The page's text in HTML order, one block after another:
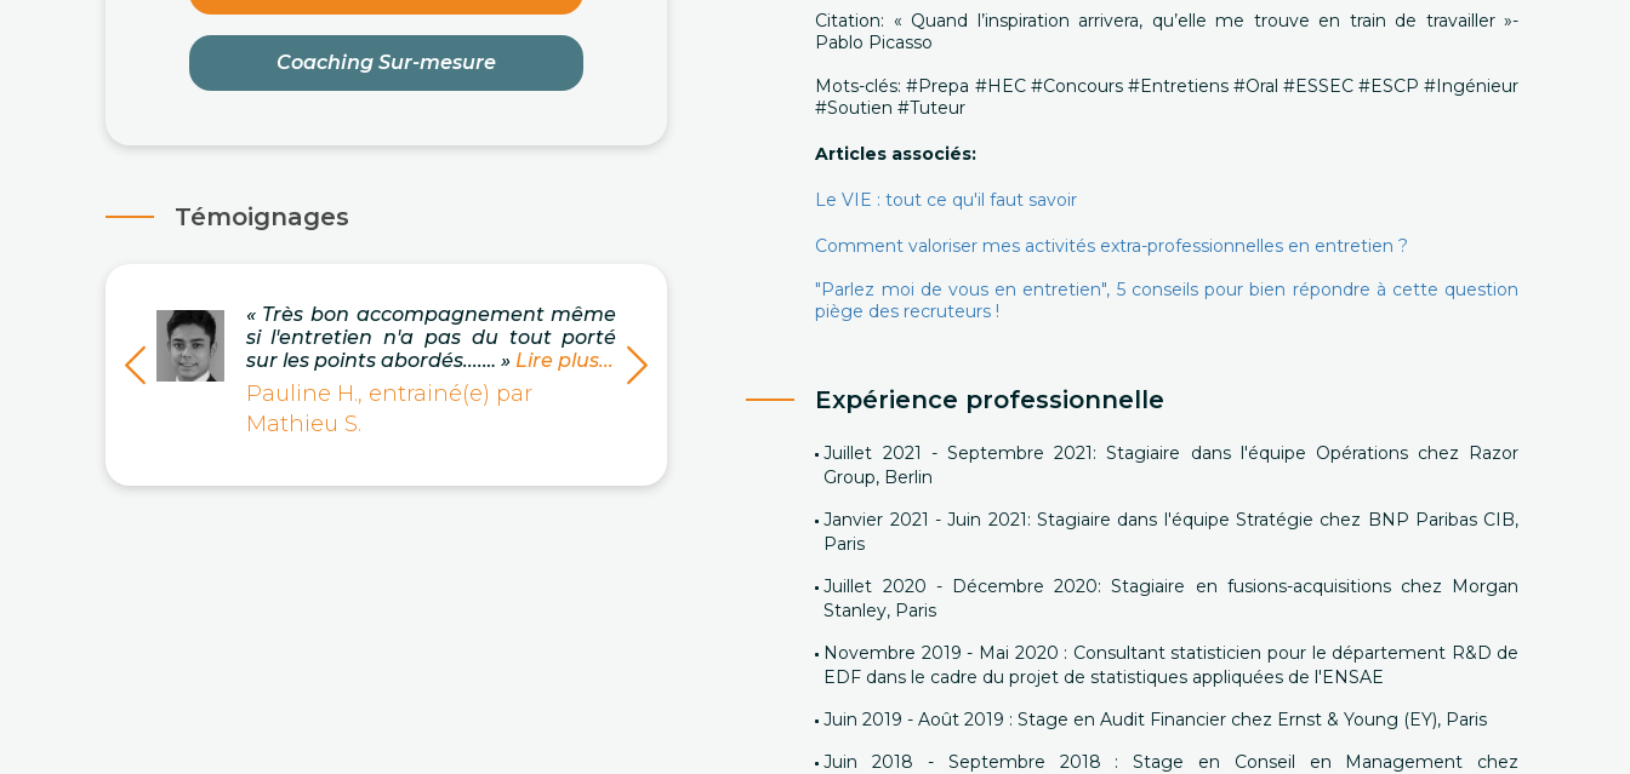
Coaching Sur-mesure
Témoignages
« Très bon accompagnement même
si l'entretien n'a pas du tout porté
sur les points abordés....… »Lire plus...
Pauline H., entrainé(e) par
Mathieu S.
« Mathieu est un formateur de
Matteo P, entrainé(e) par
Mathieu S.
S.
Citation: « Quand l’inspiration arrivera, qu’elle me trouve en train de travailler »-
Pablo Picasso
Mots-clés: #Prepa #HEC #Concours #Entretiens #Oral #ESSEC #ESCP #Ingénieur
#Soutien #Tuteur
Articles associés:
Le VIE : tout ce qu'il faut savoir
Comment valoriser mes activités extra-professionnelles en entretien ?
"Parlez moi de vous en entretien", 5 conseils pour bien répondre à cette question
piège des recruteurs !
Expérience professionnelle
Juillet 2021 - Septembre 2021: Stagiaire dans l'équipe Opérations chez Razor
Group, Berlin
Janvier 2021 - Juin 2021: Stagiaire dans l'équipe Stratégie chez BNP Paribas CIB,
Paris
Juillet 2020 - Décembre 2020: Stagiaire en fusions-acquisitions chez Morgan
Stanley, Paris
Novembre 2019 - Mai 2020 : Consultant statisticien pour le département R&D de
EDF dans le cadre du projet de statistiques appliquées de l'ENSAE
Juin 2019 - Août 2019 : Stage en Audit Financier chez Ernst & Young (EY), Paris
Juin 2018 - Septembre 2018 : Stage en Conseil en Management chez